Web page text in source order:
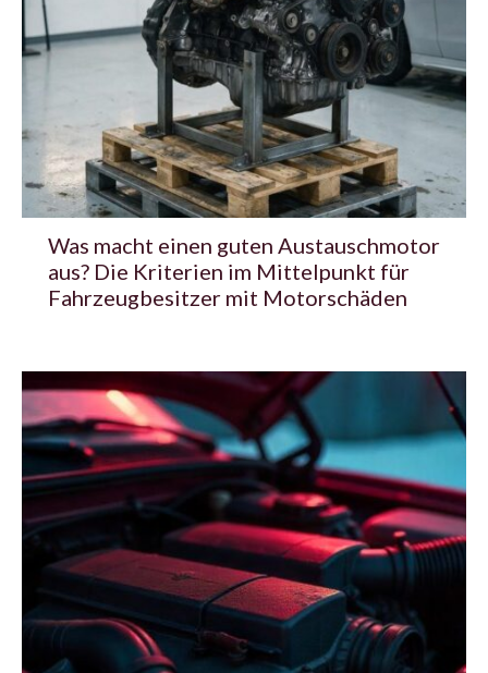
Was macht einen guten Austauschmotor
aus? Die Kriterien im Mittelpunkt für
Fahrzeugbesitzer mit Motorschäden